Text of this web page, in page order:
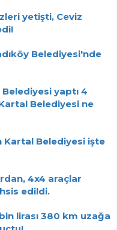
yetişti, Ceviz
Belediyesi'nde
yaptı 4
Belediyesi ne
Kartal Belediyesi işte
4x4 araçlar
edildi.
lirası 380 km uzağa